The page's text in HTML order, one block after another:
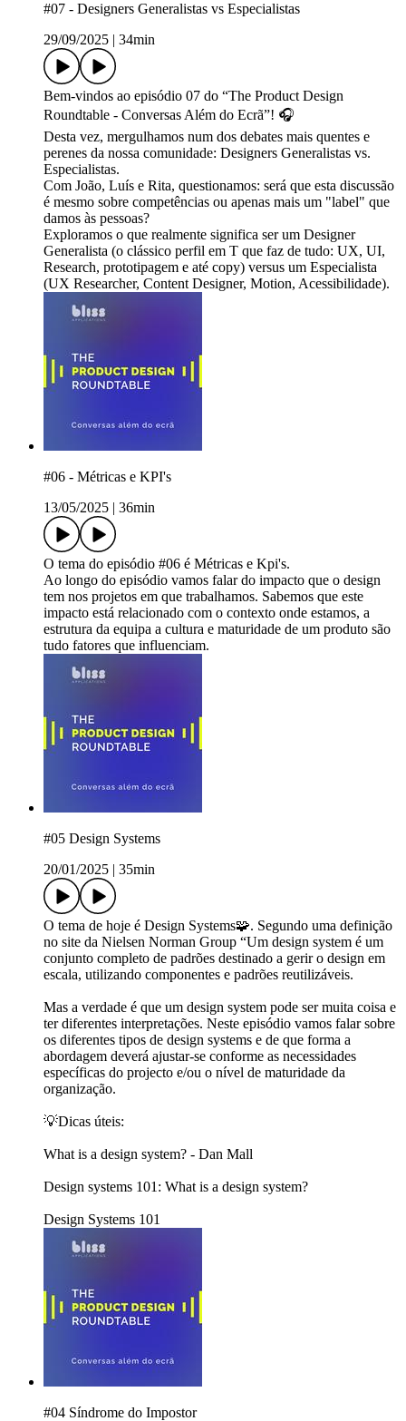
#07 - Designers Generalistas vs Especialistas
29/09/2025
34min
Bem-vindos ao episódio 07 do “The Product Design
Roundtable - Conversas Além do Ecrã”! 🎧
Desta vez, mergulhamos num dos debates mais quentes e
perenes da nossa comunidade: Designers Generalistas vs.
Especialistas.
Com João, Luís e Rita, questionamos: será que esta discussão
é mesmo sobre competências ou apenas mais um "label" que
damos às pessoas?
Exploramos o que realmente significa ser um Designer
Generalista (o clássico perfil em T que faz de tudo: UX, UI,
Research, prototipagem e até copy) versus um Especialista
(UX Researcher, Content Designer, Motion, Acessibilidade).
#06 - Métricas e KPI's
13/05/2025
36min
O tema do episódio #06 é Métricas e Kpi's.
Ao longo do episódio vamos falar do impacto que o design
tem nos projetos em que trabalhamos. Sabemos que este
impacto está relacionado com o contexto onde estamos, a
estrutura da equipa a cultura e maturidade de um produto são
tudo fatores que influenciam.
#05 Design Systems
20/01/2025
35min
O tema de hoje é Design Systems🧩. Segundo uma definição
no site da Nielsen Norman Group “Um design system é um
conjunto completo de padrões destinado a gerir o design em
escala, utilizando componentes e padrões reutilizáveis.
Mas a verdade é que um design system pode ser muita coisa e
ter diferentes interpretações. Neste episódio vamos falar sobre
os diferentes tipos de design systems e de que forma a
abordagem deverá ajustar-se conforme as necessidades
específicas do projecto e/ou o nível de maturidade da
organização.
💡Dicas úteis:
What is a design system? - Dan Mall
Design systems 101: What is a design system?
Design Systems 101
#04 Síndrome do Impostor